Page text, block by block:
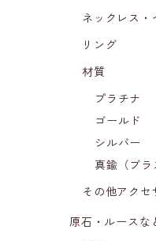
ネックレス
リング
材質
プラチナ
ゴールド
シルバー
真鍮（ブラ
その他アクセ
原石・ルースな